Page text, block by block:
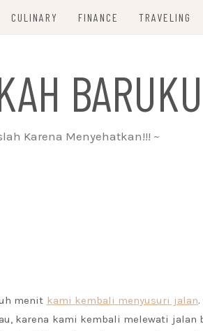
CULINARY FINANCE TRAVELING
Karena Menyehatkan!!! ~
menit kami kembali menyusuri jalan
karena kami kembali melewati jalan